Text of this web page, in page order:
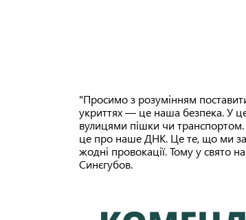
"Просимо з розумінням
укриттях — це наша безпека. У
вулицями пішки чи транспортом.
це про наше ДНК. Це те, що ми
жодні провокації. Тому у свято
Синєгубов.